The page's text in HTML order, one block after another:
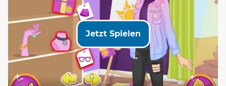
Jetzt Spielen